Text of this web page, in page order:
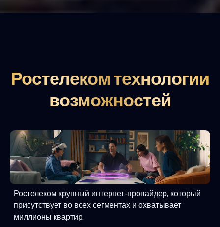
Ростелеком технологии
возможностей
Ростелеком крупный интернет-провайдер, который
присутствует во всех сегментах и охватывает
миллионы квартир.